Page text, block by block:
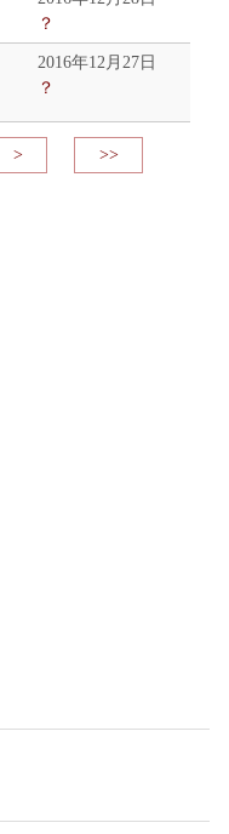
？
2016年12月27日
？
> >>